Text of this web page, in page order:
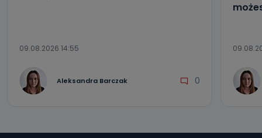
09.08.2026 14:55
Aleksandra Barczak 0